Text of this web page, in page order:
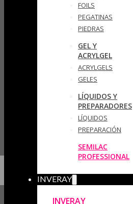
FOILS
PEGATINAS
PIEDRAS
GEL Y
ACRYLGEL
ACRYLGELS
GELES
LÍQUIDOS Y
PREPARADORES
LÍQUIDOS
PREPARACIÓN
SEMILAC
PROFESSIONAL
INVERAY
INVERAY